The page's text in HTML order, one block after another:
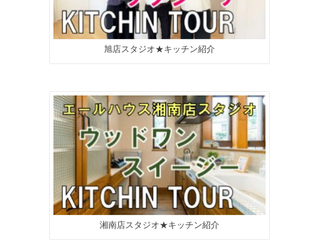
旭店スタジオ★キッチン紹介
湘南店スタジオ★キッチン紹介